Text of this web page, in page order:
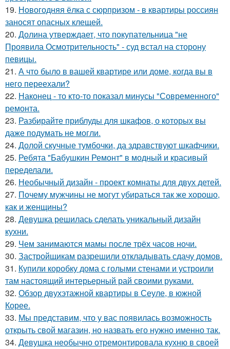
19. Новогодняя ёлка с сюрпризом - в квартиры россиян
заносят опасных клещей.
20. Долина утверждает, что покупательница "не
Проявила Осмотрительность" - суд встал на сторону
певицы.
21. А что было в вашей квартире или доме, когда вы в
него переехали?
22. Наконец - то кто-то показал минусы "Современного"
ремонта.
23. Разбирайте приблуды для шкафов, о которых вы
даже подумать не могли.
24. Долой скучные тумбочки, да здравствуют шкафчики.
25. Ребята "Бабушкин Ремонт" в модный и красивый
переделали.
26. Необычный дизайн - проект комнаты для двух детей.
27. Почему мужчины не могут убираться так же хорошо,
как и женщины?
28. Девушка решилась сделать уникальный дизайн
кухни.
29. Чем занимаются мамы после трёх часов ночи.
30. Застройщикам разрешили откладывать сдачу домов.
31. Купили коробку дома с голыми стенами и устроили
там настоящий интерьерный рай своими руками.
32. Обзор двухэтажной квартиры в Сеуле, в южной
Корее.
33. Мы представим, что у вас появилась возможность
открыть свой магазин, но назвать его нужно именно так.
34. Девушка необычно отремонтировала кухню в своей